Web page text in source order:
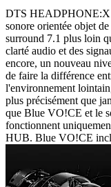
DTS HEADPHONE:X
sonore orientée objet
surround 7.1 plus loin
clarté audio et des
encore, un nouveau
de faire la différence
l'environnement
plus précisément que
que Blue VO!CE et le
fonctionnent
HUB. Blue VO!CE